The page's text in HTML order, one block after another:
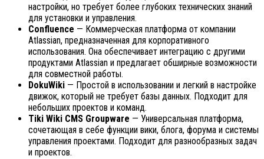
настройки, но требует более глубоких технических знаний
для установки и управления.
Confluence — Коммерческая платформа от компании
Atlassian, предназначенная для корпоративного
использования. Она обеспечивает интеграцию с другими
продуктами Atlassian и предлагает обширные возможности
для совместной работы.
DokuWiki — Простой в использовании и легкий в настройке
движок, который не требует базы данных. Подходит для
небольших проектов и команд.
Tiki Wiki CMS Groupware — Универсальная платформа,
сочетающая в себе функции вики, блога, форума и системы
управления проектами. Подходит для разнообразных задач
и проектов.